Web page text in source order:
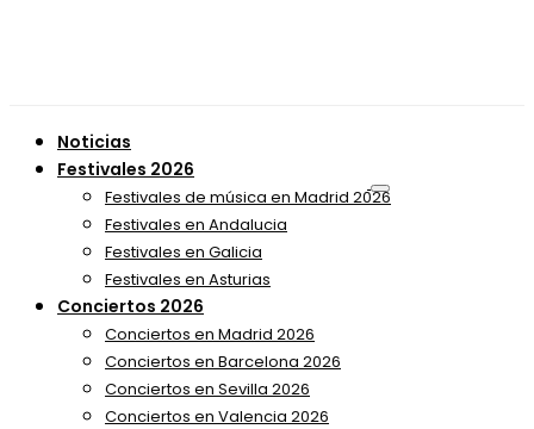
Noticias
Festivales 2026
Festivales de música en Madrid 2026
Festivales en Andalucia
Festivales en Galicia
Festivales en Asturias
Conciertos 2026
Conciertos en Madrid 2026
Conciertos en Barcelona 2026
Conciertos en Sevilla 2026
Conciertos en Valencia 2026